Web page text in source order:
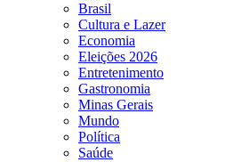
Brasil
Cultura e Lazer
Economia
Eleições 2026
Entretenimento
Gastronomia
Minas Gerais
Mundo
Política
Saúde